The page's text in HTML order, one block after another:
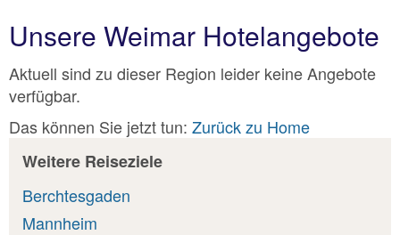
Unsere Weimar Hotelangebote
Aktuell sind zu dieser Region leider keine Angebote
verfügbar.
Das können Sie jetzt tun: Zurück zu Home
Weitere Reiseziele
Berchtesgaden
Mannheim